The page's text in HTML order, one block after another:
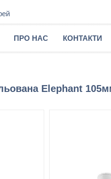
ПРО НАС КОНТАКТИ
Elephant